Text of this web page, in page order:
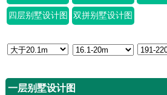
四层别墅设计图 双拼别墅设计图
一层别墅设计图